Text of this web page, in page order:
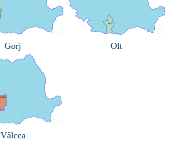
Gorj Olt
Vâlcea